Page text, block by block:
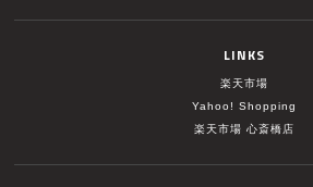
LINKS
楽天市場
Yahoo! Shopping
楽天市場 心斎橋店